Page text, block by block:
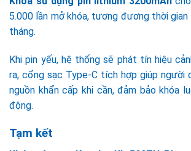
5.000 lần mở khóa, tương đương thời
tháng.
Khi pin yếu, hệ thống sẽ phát tín hiệu
ra, cổng sạc Type-C tích hợp giúp người
nguồn khẩn cấp khi cần, đảm bảo khóa
động.
Tạm kết